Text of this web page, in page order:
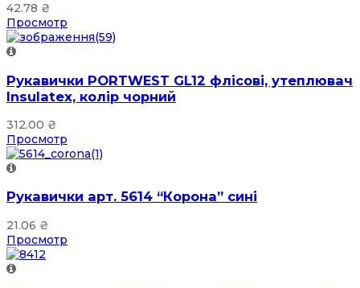
42.78 ₴
Просмотр
Рукавички PORTWEST GL12 флісові, утеплювач
Insulatex, колір чорний
312.00 ₴
Просмотр
Рукавички арт. 5614 “Корона” сині
21.06 ₴
Просмотр